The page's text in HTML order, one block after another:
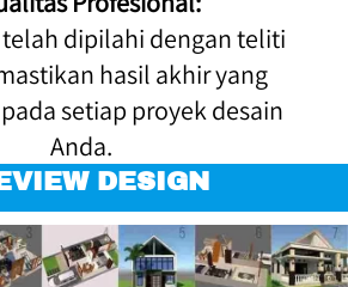
telah dipilahi dengan teliti
hasil akhir yang
setiap proyek desain
Anda.
DESIGN